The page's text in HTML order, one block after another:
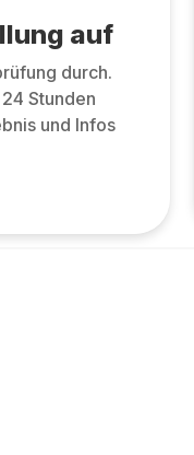
auf
durch.
Stunden
und Infos